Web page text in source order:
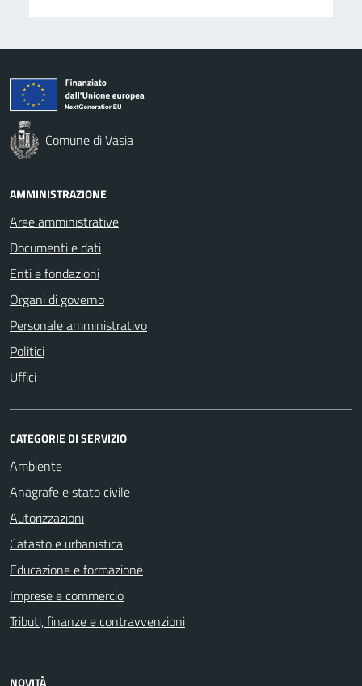
Comune di Vasia
AMMINISTRAZIONE
Aree amministrative
Documenti e dati
Enti e fondazioni
Organi di governo
Personale amministrativo
Politici
Uffici
CATEGORIE DI SERVIZIO
Ambiente
Anagrafe e stato civile
Autorizzazioni
Catasto e urbanistica
Educazione e formazione
Imprese e commercio
Tributi, finanze e contravvenzioni
NOVITÀ